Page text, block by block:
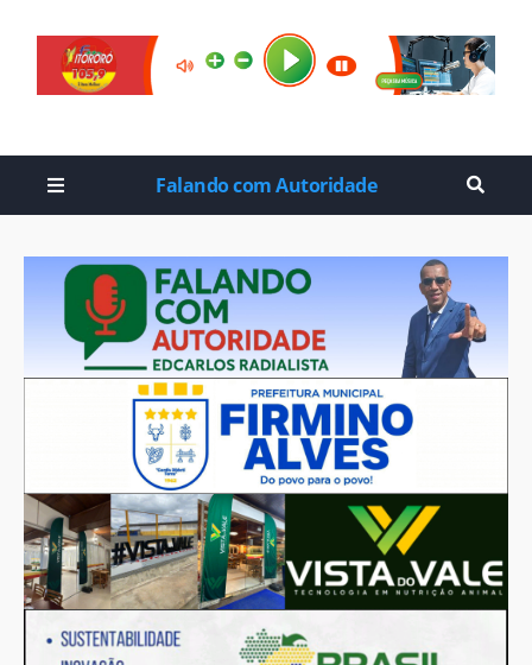
Falando com Autoridade